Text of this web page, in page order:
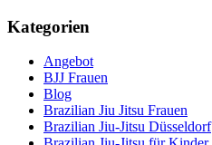
Kategorien
Angebot
BJJ Frauen
Blog
Brazilian Jiu Jitsu Frauen
Brazilian Jiu-Jitsu Düsseldorf